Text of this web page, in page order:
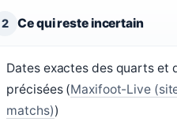
2 Ce qui reste incertain
Dates exactes des quarts et
précisées (Maxifoot-Live
matchs))